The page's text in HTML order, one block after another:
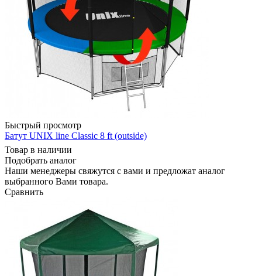
Быстрый просмотр
Батут UNIX line Classic 8 ft (outside)
Товар в наличии
Подобрать аналог
Наши менеджеры свяжутся с вами и предложат аналог
выбранного Вами товара.
Сравнить